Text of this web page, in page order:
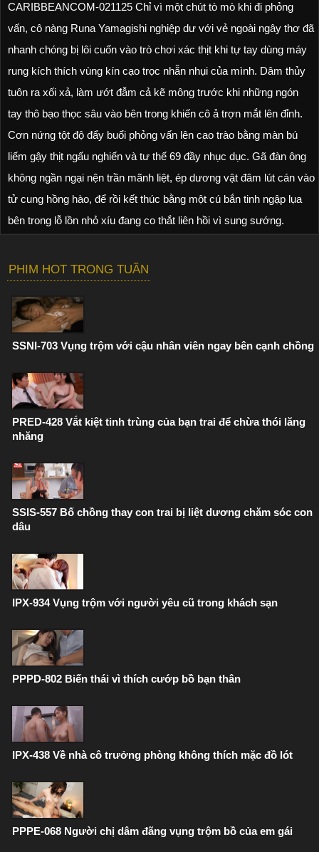
CARIBBEANCOM-021125 Chỉ vì một chút tò mò khi đi phỏng
vấn, cô nàng Runa Yamagishi nghiệp dư với vẻ ngoài ngây thơ đã
nhanh chóng bị lôi cuốn vào trò chơi xác thịt khi tự tay dùng máy
rung kích thích vùng kín cạo trọc nhẵn nhụi của mình. Dâm thủy
tuôn ra xối xả, làm ướt đẫm cả kẽ mông trước khi những ngón
tay thô bạo thọc sâu vào bên trong khiến cô ả trợn mắt lên đỉnh.
Cơn nứng tột độ đẩy buổi phỏng vấn lên cao trào bằng màn bú
liếm gậy thịt ngấu nghiến và tư thế 69 đầy nhục dục. Gã đàn ông
không ngần ngại nện trần mãnh liệt, ép dương vật đâm lút cán vào
tử cung hồng hào, để rồi kết thúc bằng một cú bắn tinh ngập lụa
bên trong lỗ lồn nhỏ xíu đang co thắt liên hồi vì sung sướng.
PHIM HOT TRONG TUẦN
SSNI-703 Vụng trộm với cậu nhân viên ngay bên cạnh chồng
PRED-428 Vắt kiệt tinh trùng của bạn trai để chừa thói lăng
nhăng
SSIS-557 Bố chồng thay con trai bị liệt dương chăm sóc con
dâu
IPX-934 Vụng trộm với người yêu cũ trong khách sạn
PPPD-802 Biến thái vì thích cướp bồ bạn thân
IPX-438 Về nhà cô trưởng phòng không thích mặc đồ lót
PPPE-068 Người chị dâm đãng vụng trộm bồ của em gái